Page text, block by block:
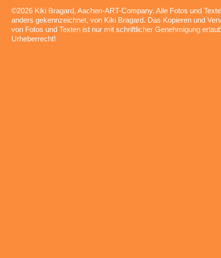
©2026 Kiki Bragard, Aachen-ART-Company. Alle Fotos und
anders gekennzeichnet, von Kiki Bragard. Das Kopieren und
von Fotos und Texten ist nur mit schriftlicher Genehmigung
Urheberrecht!